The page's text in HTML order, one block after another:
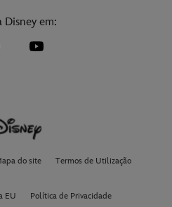
Disney em:
do site Termos de Utilização
EU Política de Privacidade